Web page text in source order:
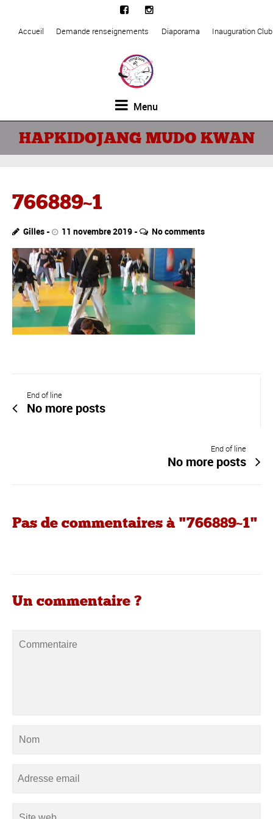
Accueil Demande renseignements Diaporama Inauguration
Menu
HAPKIDOJANG MUDO KWAN
766889~1
Gilles 11 novembre 2019 No comments
End of line
No more posts
End of line
No more posts
Pas de commentaires à "766889~1"
Un commentaire ?